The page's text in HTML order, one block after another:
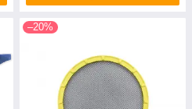
–20%